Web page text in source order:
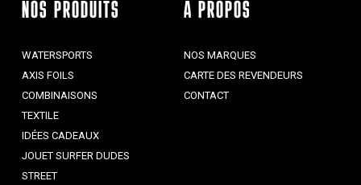
NOS PRODUITS
WATERSPORTS
AXIS FOILS
COMBINAISONS
TEXTILE
IDÉES CADEAUX
JOUET SURFER DUDES
STREET
À PROPOS
NOS MARQUES
CARTE DES REVENDEURS
CONTACT